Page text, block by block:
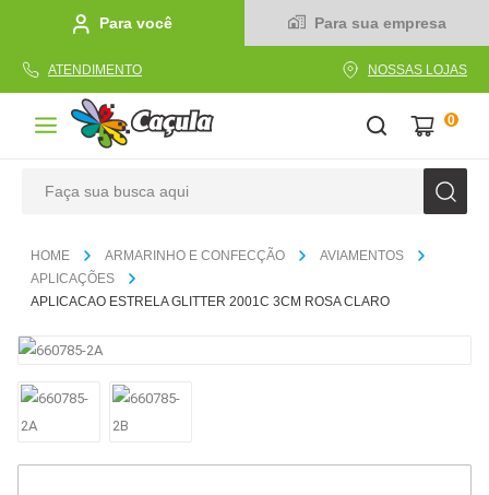
Para você Para sua empresa
ATENDIMENTO NOSSAS LOJAS
0
ARMARINHO E CONFECÇÃO
AVIAMENTOS
APLICAÇÕES
APLICACAO ESTRELA GLITTER 2001C 3CM ROSA CLARO
1º caderno
3º caneta
4 º tecido
5
6º papel